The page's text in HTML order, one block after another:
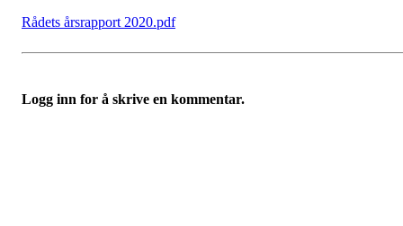
Rådets årsrapport 2020.pdf
Logg inn for å skrive en kommentar.